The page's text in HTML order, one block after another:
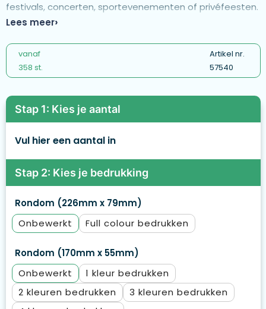
festivals, concerten, sportevenementen of privéfeesten.
Deze sterke Toppoint design bekers zijn stapelbaar, 100%
aan de strengste voedselveiligheidsvoorschriften. De
bekers zijn geheel smaak- en geurneutraal.
Lees meer
vanaf
358 st.
Artikel nr.
57540
Stap 1: Kies je aantal
Vul hier een aantal in
Stap 2: Kies je bedrukking
Rondom (226mm x 79mm)
Onbewerkt
Full colour
Rondom (170mm x 55mm)
Onbewerkt
1
2
3